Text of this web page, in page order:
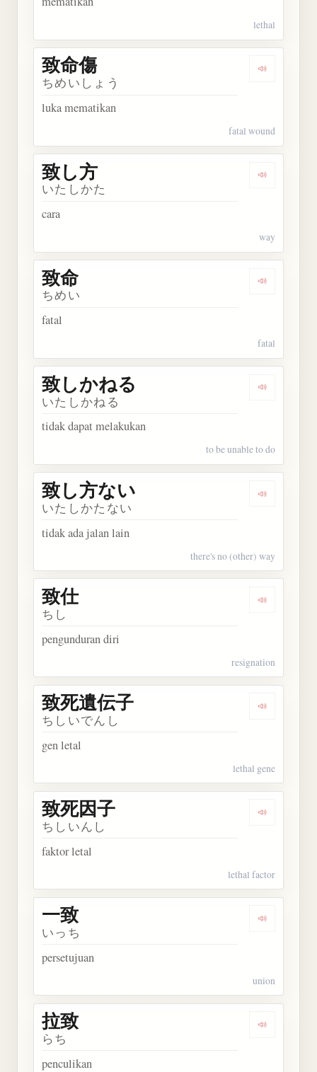
lethal
Dengarkan
致命傷
ちめいしょう
luka mematikan
fatal wound
Dengarkan
致し方
いたしかた
cara
way
Dengarkan
致命
ちめい
fatal
fatal
Dengarkan
致しかねる
いたしかねる
tidak dapat melakukan
to be unable to do
Dengarkan
致し方ない
いたしかたない
tidak ada jalan lain
there's no (other) way
Dengarkan
致仕
ちし
pengunduran diri
resignation
Dengarkan
致死遺伝子
ちしいでんし
gen letal
lethal gene
Dengarkan
致死因子
ちしいんし
faktor letal
lethal factor
Dengarkan
一致
いっち
persetujuan
union
Dengarkan
拉致
らち
penculikan